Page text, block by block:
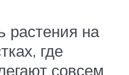
растения на
где
совсем